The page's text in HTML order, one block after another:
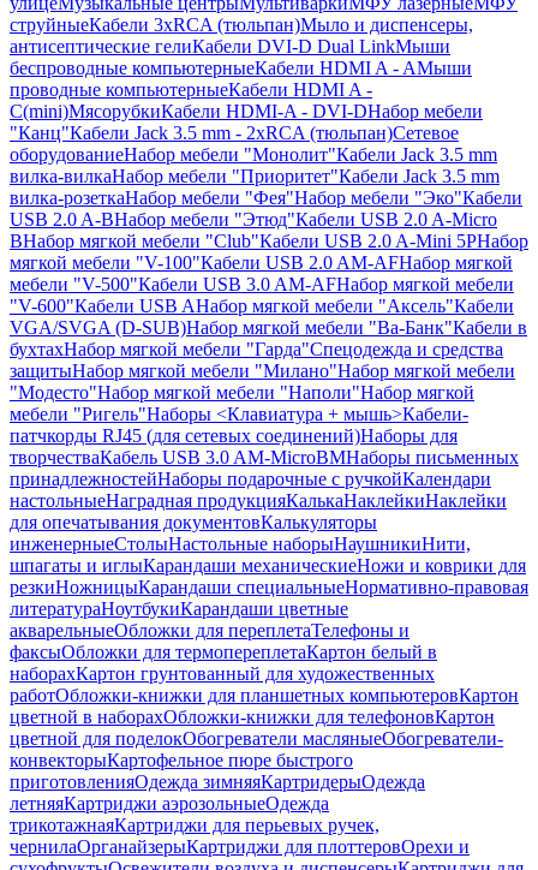
струйныеКабели 3xRCA (тюльпан)Мыло и диспенсеры,
антисептические гелиКабели DVI-D Dual LinkМыши
беспроводные компьютерныеКабели HDMI A - AМыши
проводные компьютерныеКабели HDMI A -
C(mini)МясорубкиКабели HDMI-A - DVI-DНабор мебели
"Канц"Кабели Jack 3.5 mm - 2xRCA (тюльпан)Сетевое
оборудованиеНабор мебели "Монолит"Кабели Jack 3.5 mm
вилка-вилкаНабор мебели "Приоритет"Кабели Jack 3.5 mm
вилка-розеткаНабор мебели "Фея"Набор мебели "Эко"Кабели
USB 2.0 A-BНабор мебели "Этюд"Кабели USB 2.0 A-Micro
BНабор мягкой мебели "Club"Кабели USB 2.0 A-Mini 5PНабор
мягкой мебели "V-100"Кабели USB 2.0 AM-AFНабор мягкой
мебели "V-500"Кабели USB 3.0 AM-AFНабор мягкой мебели
"V-600"Кабели USB AНабор мягкой мебели "Аксель"Кабели
VGA/SVGA (D-SUB)Набор мягкой мебели "Ва-Банк"Кабели в
бухтахНабор мягкой мебели "Гарда"Спецодежда и средства
защитыНабор мягкой мебели "Милано"Набор мягкой мебели
"Модесто"Набор мягкой мебели "Наполи"Набор мягкой
мебели "Ригель"Наборы <Клавиатура + мышь>Кабели-
патчкорды RJ45 (для сетевых соединений)Наборы для
творчестваКабель USB 3.0 AM-MicroBMНаборы письменных
принадлежностейНаборы подарочные с ручкойКалендари
настольныеНаградная продукцияКалькаНаклейкиНаклейки
для опечатывания документовКалькуляторы
инженерныеСтолыНастольные наборыНаушникиНити,
шпагаты и иглыКарандаши механическиеНожи и коврики для
резкиНожницыКарандаши специальныеНормативно-правовая
литератураНоутбукиКарандаши цветные
акварельныеОбложки для переплетаТелефоны и
факсыОбложки для термопереплетаКартон белый в
наборахКартон грунтованный для художественных
работОбложки-книжки для планшетных компьютеровКартон
цветной в наборахОбложки-книжки для телефоновКартон
цветной для поделокОбогреватели масляныеОбогреватели-
конвекторыКартофельное пюре быстрого
приготовленияОдежда зимняяКартридерыОдежда
летняяКартриджи аэрозольныеОдежда
трикотажнаяКартриджи для перьевых ручек,
чернилаОрганайзерыКартриджи для плоттеровОрехи и